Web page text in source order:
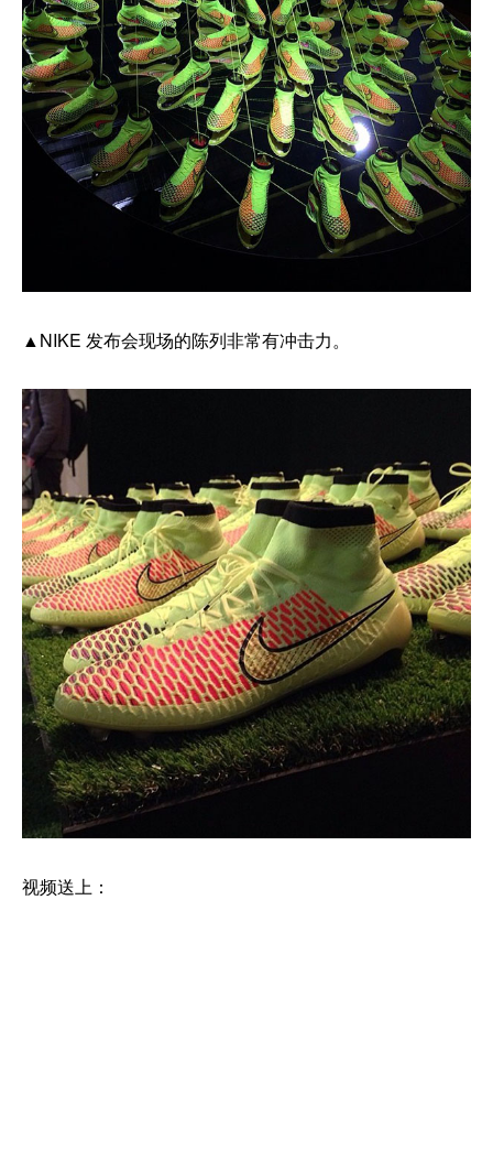
▲NIKE 发布会现场的陈列非常有冲击力。
视频送上：